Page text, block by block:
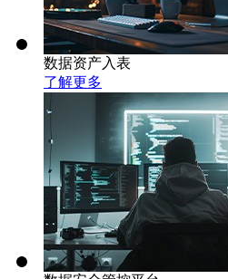
数据资产入表
了解更多